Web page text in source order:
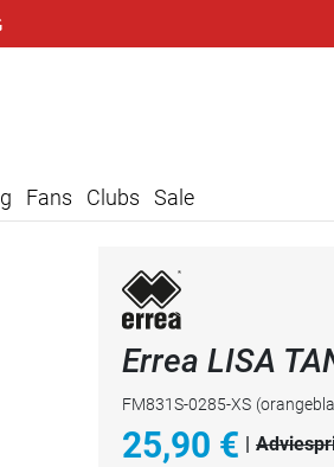
Fans Clubs Sale
Errea LISA
FM831S-0285-XS
25,90 €